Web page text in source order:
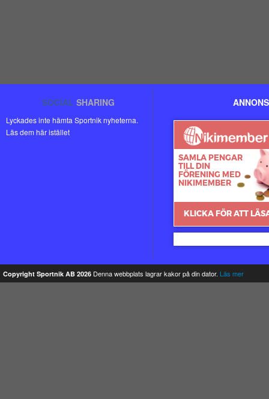
SOCIAL SHARING
Lyckades inte hämta Sportnik nyheterna.
Läs dem här istället
Copyright Sportnik AB 2026 Denna webbplats lagrar kakor på din dator. Läs mer